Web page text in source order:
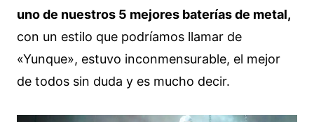
uno de nuestros 5 mejores baterías de metal,
con un estilo que podríamos llamar de
«Yunque», estuvo inconmensurable, el mejor
de todos sin duda y es mucho decir.